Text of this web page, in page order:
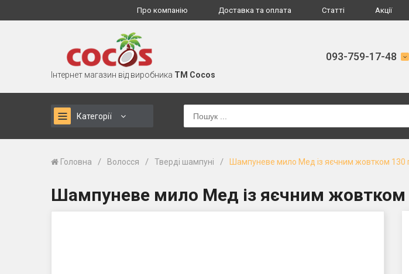
Про компанію Доставка та оплата Статті Акції
Інтернет магазин від виробника TM Cocos
093-759-17-48
Категорії
Головна / Волосся / Тверді шампуні / Шампуневе мило Мед із яєчним жовтком 130
Шампуневе мило Мед із яєчним жовтком